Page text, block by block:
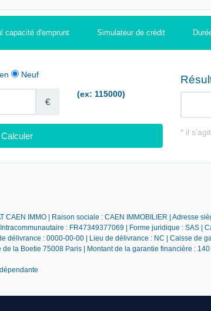
capacité d'emprunt Simulateur de crédit
CAEN IMMO | Raison sociale : CAEN IMMOBILIER | Adresse
: FR47349377069 | Forme juridique : SAS |
délivrance : 0000-00-00 | Lieu de délivrance : NC | Caisse de
la Boetie 75008 Paris | Montant de la garantie financière :